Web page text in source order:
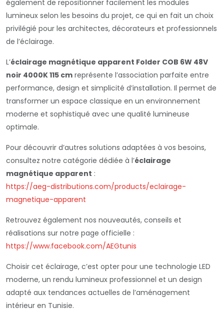
également de repositionner facilement les modules
lumineux selon les besoins du projet, ce qui en fait un choix
privilégié pour les architectes, décorateurs et professionnels
de l’éclairage.
L’éclairage magnétique apparent Folder COB 6W 48V
noir 4000K 115 cm représente l’association parfaite entre
performance, design et simplicité d’installation. Il permet de
transformer un espace classique en un environnement
moderne et sophistiqué avec une qualité lumineuse
optimale.
Pour découvrir d’autres solutions adaptées à vos besoins,
consultez notre catégorie dédiée à l’éclairage
magnétique apparent :
https://aeg-distributions.com/products/eclairage-
magnetique-apparent
Retrouvez également nos nouveautés, conseils et
réalisations sur notre page officielle :
https://www.facebook.com/AEGtunis
Choisir cet éclairage, c’est opter pour une technologie LED
moderne, un rendu lumineux professionnel et un design
adapté aux tendances actuelles de l’aménagement
intérieur en Tunisie.